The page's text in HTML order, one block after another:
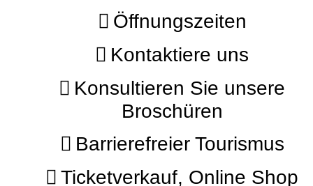
Öffnungszeiten
Kontaktiere uns
Konsultieren Sie unsere
Broschüren
Barrierefreier Tourismus
Ticketverkauf, Online Shop